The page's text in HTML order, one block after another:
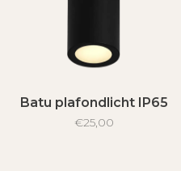
Batu plafondlicht IP65
€25,00